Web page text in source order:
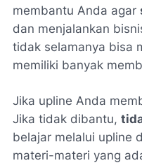
membantu Anda agar
dan menjalankan
tidak selamanya bisa
memiliki banyak
Jika upline Anda
Jika tidak dibantu,
belajar melalui upline
materi-materi yang